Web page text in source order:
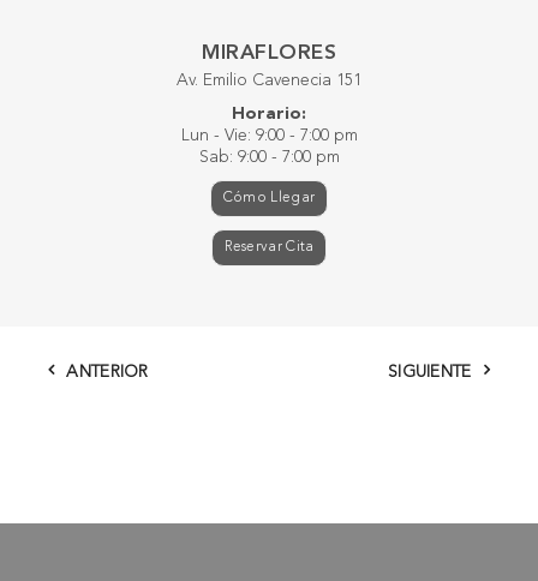
MIRAFLORES
Av. Emilio Cavenecia 151
Horario:
Lun - Vie: 9:00 - 7:00 pm
Sab: 9:00 - 7:00 pm
Cómo Llegar
Reservar Cita
ANTERIOR SIGUIENTE